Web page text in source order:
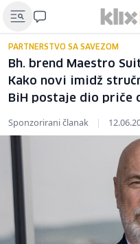
PARTNERSTVO SA SAVEZOM
Bh. brend Maestro
Kako novi imidž
BiH postaje dio priče
Sponzorirani članak |